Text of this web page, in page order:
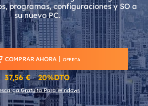
programas, configuraciones y SO a
su nuevo PC.
COMPRAR AHORA OFERTA
37,56 € 20%DTO
Gratuita Para Windows